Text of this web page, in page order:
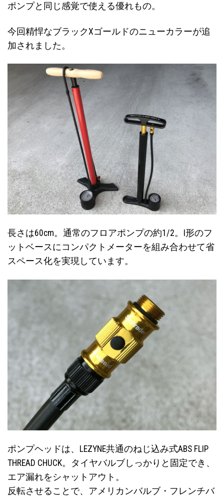
ポンプと同じ感覚で使える優れもの。
今回精悍なブラックXゴールドのニューカラーが追
加されました。
長さは60cm。通常のフロアポンプの約1/2。I形のフ
ットベースにコンパクトメーターを組み合わせて省
スペース化を実現しています。
ポンプヘッドは、LEZYNE共通のねじ込み式ABS FLIP
THREAD CHUCK。タイヤバルブしっかりと固定でき、
エア漏れをシャットアウト。
反転させることで、アメリカンバルブ・フレンチバ